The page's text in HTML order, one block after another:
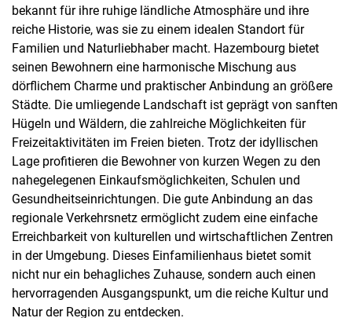
bekannt für ihre ruhige ländliche Atmosphäre und ihre
reiche Historie, was sie zu einem idealen Standort für
Familien und Naturliebhaber macht. Hazembourg bietet
seinen Bewohnern eine harmonische Mischung aus
dörflichem Charme und praktischer Anbindung an größere
Städte. Die umliegende Landschaft ist geprägt von sanften
Hügeln und Wäldern, die zahlreiche Möglichkeiten für
Freizeitaktivitäten im Freien bieten. Trotz der idyllischen
Lage profitieren die Bewohner von kurzen Wegen zu den
nahegelegenen Einkaufsmöglichkeiten, Schulen und
Gesundheitseinrichtungen. Die gute Anbindung an das
regionale Verkehrsnetz ermöglicht zudem eine einfache
Erreichbarkeit von kulturellen und wirtschaftlichen Zentren
in der Umgebung. Dieses Einfamilienhaus bietet somit
nicht nur ein behagliches Zuhause, sondern auch einen
hervorragenden Ausgangspunkt, um die reiche Kultur und
Natur der Region zu entdecken.